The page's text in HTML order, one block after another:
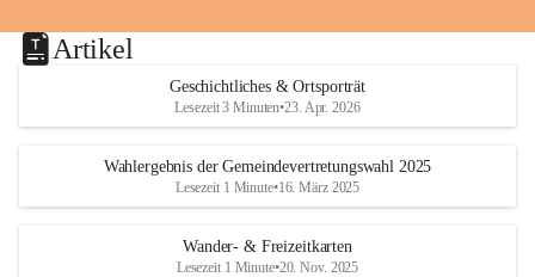
Artikel
Geschichtliches & Ortsporträt
Lesezeit 3 Minuten•23. Apr. 2026
Wahlergebnis der Gemeindevertretungswahl 2025
Lesezeit 1 Minute•16. März 2025
Wander- & Freizeitkarten
Lesezeit 1 Minute•20. Nov. 2025